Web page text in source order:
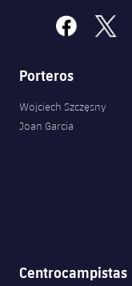
facebook
x
Porteros
Wojciech Szczęsny
Joan Garcia
Centrocampistas